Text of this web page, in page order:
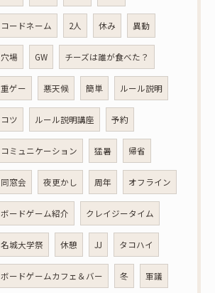
コードネーム 2人 休み 異動
穴場 GW チーズは誰が食べた？
重ゲー 悪天候 簡単 ルール説明
コツ ルール説明講座 予約
コミュニケーション 猛暑 帰省
同窓会 夜更かし 周年 オフライン
ボードゲーム紹介 クレイジータイム
名城大学祭 休憩 JJ タコハイ
ボードゲームカフェ＆バー 冬 軍議